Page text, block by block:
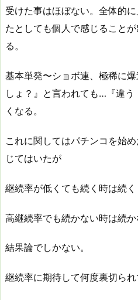
受けた事はほぼない。全体的
たとしても個人で感じること
る。
基本単発〜ショボ連、極稀に
しょ？』と言われても…『違
くなる。
これに関してはパチンコを始
じてはいたが
継続率が低くても続く時は続く
高継続率でも続かない時は続か
結果論でしかない。
継続率に期待して何度裏切ら